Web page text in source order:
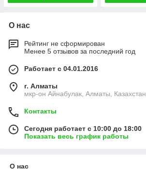
О нас
Рейтинг не сформирован
Менее 5 отзывов за последний год
Работает с 04.01.2016
г. Алматы
мкр-он Айнабулак, Алматы, Казахстан
Контакты
Сегодня работает с 10:00 до 18:00
Показать весь график работы
О нас